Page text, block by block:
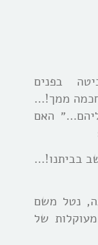
בפנים
ממך!…
האם
בביתנו!…
נטל משם
של